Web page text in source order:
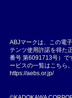
ABJマークは、この電
テンツ使用許諾を得た
番号 第6091713号）で
ービスの一覧はこちら。
https://aebs.or.jp/